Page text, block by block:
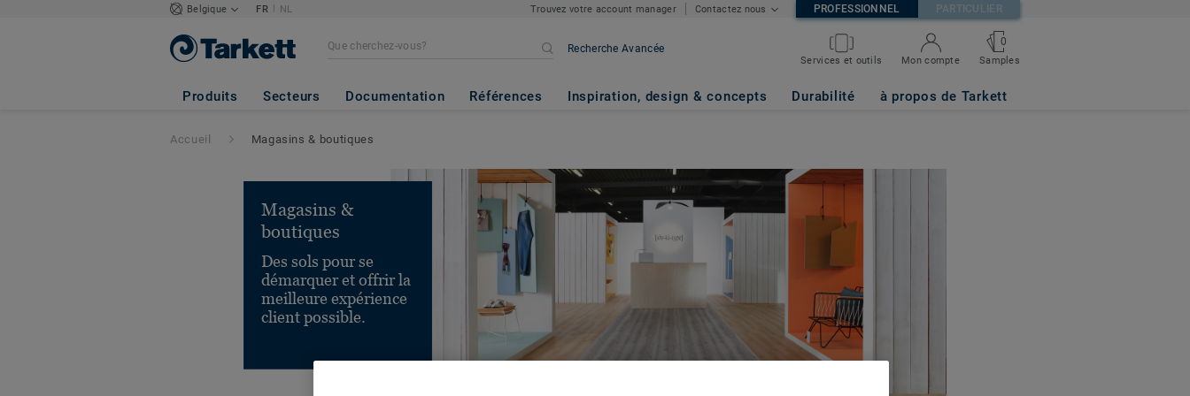
Belgique FR | NL Trouvez votre account manager Contactez nous PROFESSIONNEL PARTICULIER
Recherche Avancée
Services et outils Mon compte
0
Samples
Produits Secteurs Documentation Références Inspiration, design & concepts Durabilité à propos de Tarkett
Accueil Magasins & boutiques
Magasins &
boutiques
Des sols pour se
démarquer et offrir la
meilleure expérience
client possible.